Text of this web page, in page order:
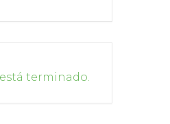
terminado.